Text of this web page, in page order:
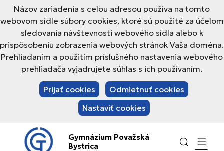
Názov zariadenia s celou adresou používa na tomto
webovom sídle súbory cookies, ktoré sú použité za účelom
sledovania návštevnosti webového sídla alebo k
prispôsobeniu zobrazenia webových stránok Vaša doména.
Prehliadaním a použitím príslušného nastavenia webového
prehliadača vyjadrujete súhlas s ich používaním.
Prijať cookies
Odmietnuť cookies
Nastaviť cookies
Gymnázium Považská
Bystrica